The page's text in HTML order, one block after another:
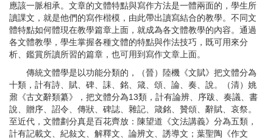
應該一脈相承。文章的文體特點與寫作方法是一體兩面的，學生所
讀課文，就是他們的寫作楷模，由此帶出讀寫結合的教學。不同文
體特點如何體現在教學篇章上面，就成為各文體教學的內容。通過
各文體教學，學生掌握各種文體的特點與作法技巧，既可用來分
析、鑑賞所讀所習的篇章，也可用到寫作文章上面。
傳統文體學是以功能分類的，（晉）陸機《文賦》把文體分為
十類，計有詩、賦、碑、誄、銘、箴、頌、論、奏、說。（清）姚
鼐《古文辭類纂》，把文體分為13類，計有論辨、序跋、奏議、書
說、贈序、詔令、傳狀、碑誌、雜記、箴銘、贊頌、辭賦、哀祭。
至近代，文體劃分真是百花齊放：陳望道《文法講義》分為五類，
計有記載文、紀敍文、解釋文、論辨文、誘導文；葉聖陶《作文